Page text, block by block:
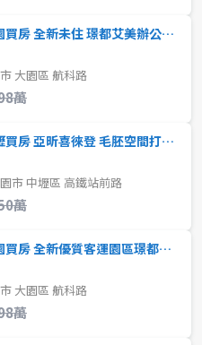
坪
1樓
3樓
70~80 坪 青埔買屋 大園買房 全新未住 璟都艾美辦公事務所好規劃
大園區 航科路
萬
青埔買屋 中壢買房 亞昕喜徠登 毛胚空間打造專屬商辦工作室
市 中壢區 高鐵站前路
萬
青埔買屋 大園買房 全新優質客運園區璟都艾美辦公事務所
大園區 航科路
萬